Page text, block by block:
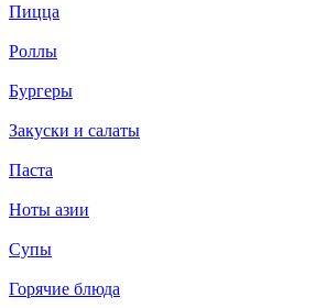
Пицца
Роллы
Бургеры
Закуски и салаты
Паста
Ноты азии
Супы
Горячие блюда